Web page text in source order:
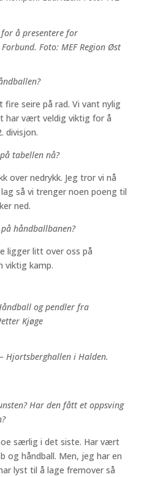
å presentere for
Foto: MEF Region Øst
fire seire på rad. Vi vant nylig
har vært veldig viktig for å
divisjon.
tabellen nå?
over nedrykk. Jeg tror vi nå
så vi trenger noen poeng til
ned.
håndballbanen?
ligger litt over oss på
viktig kamp.
og pendler fra
Kjøge
Hjortsberghallen i Halden.
Har den fått et oppsving
særlig i det siste. Har vært
og håndball. Men, jeg har en
lyst til å lage fremover så